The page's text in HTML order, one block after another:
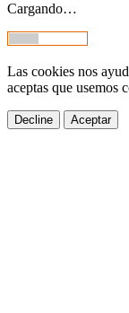
Cargando…
Las cookies nos
aceptas que usemos
Decline Aceptar